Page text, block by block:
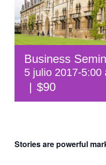
Business
5 julio 2017-5:00
| $90
Stories are powerful